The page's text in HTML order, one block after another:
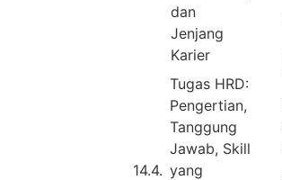
dan
Jenjang
Karier
Tugas HRD:
Pengertian,
Tanggung
Jawab, Skill
yang